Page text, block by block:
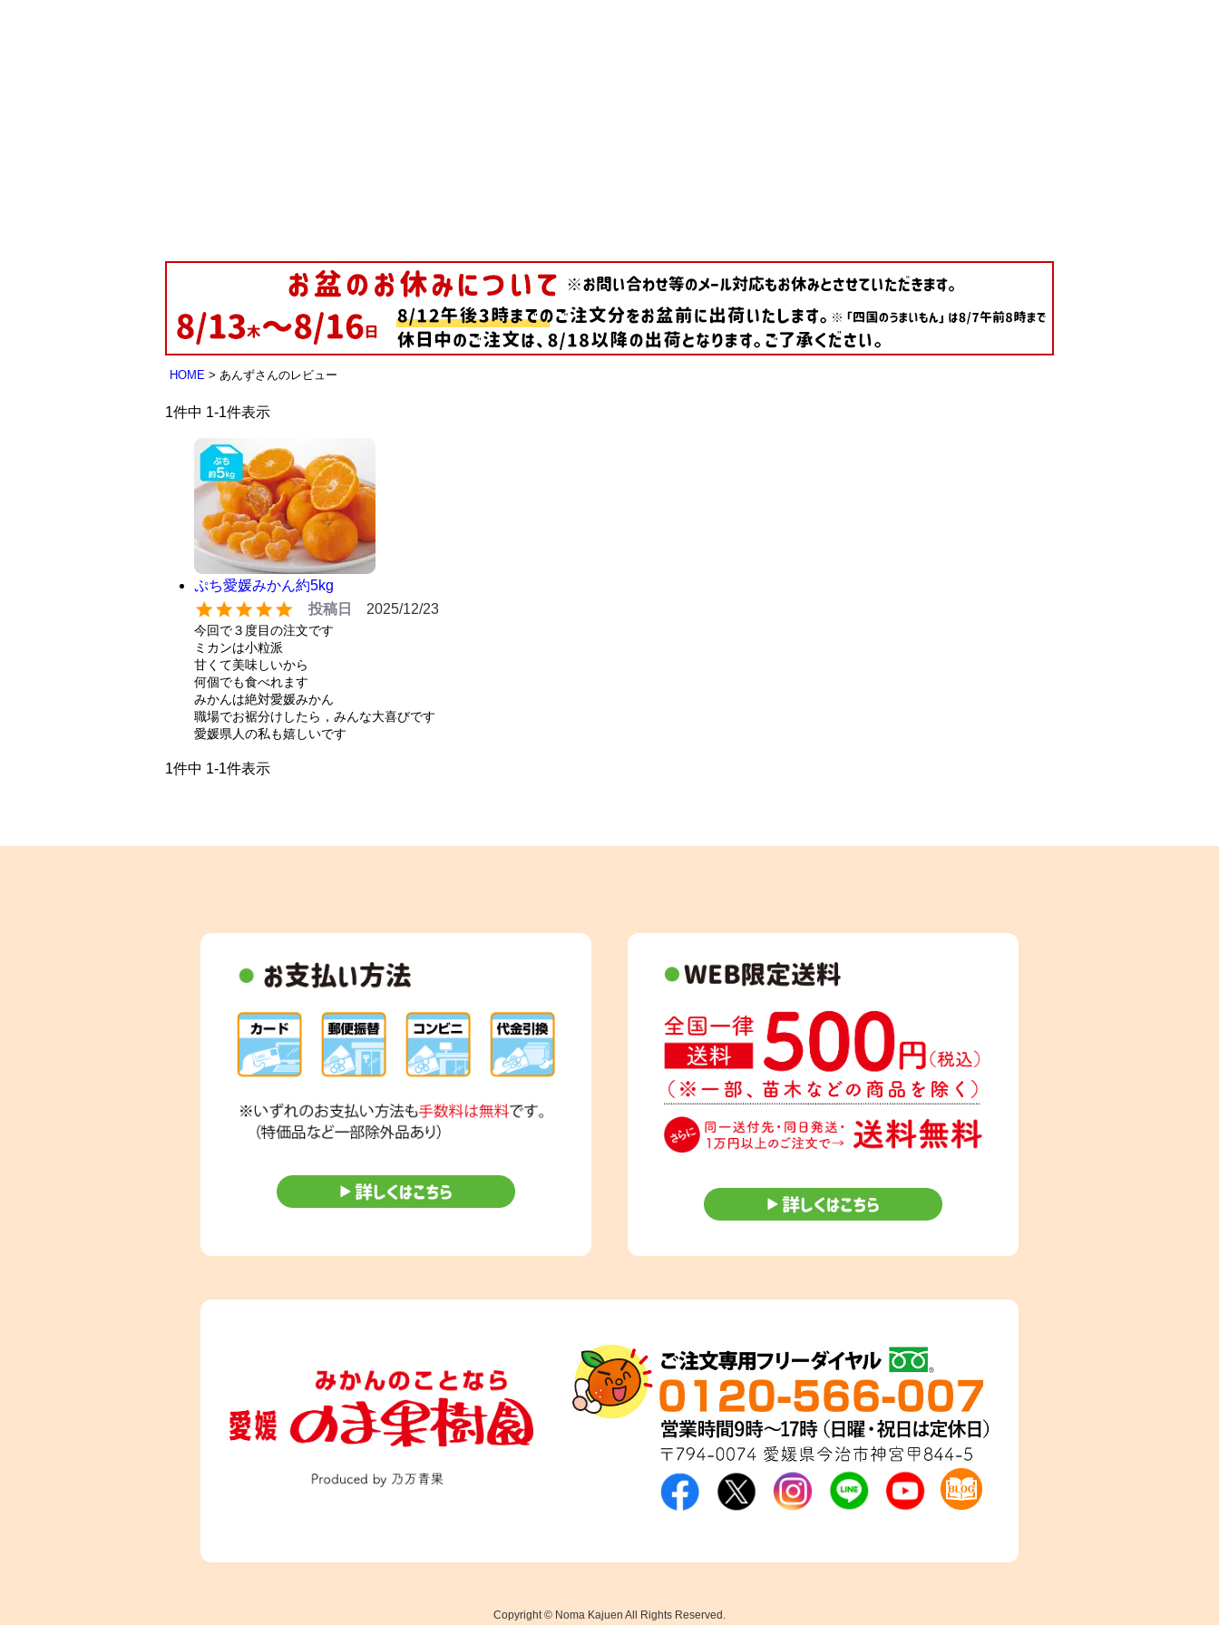
HOME あんずさんのレビュー
1件中 1-1件表示
ぷち愛媛みかん約5kg
投稿日
2025/12/23
今回で３度目の注文です
ミカンは小粒派
甘くて美味しいから
何個でも食べれます
みかんは絶対愛媛みかん
職場でお裾分けしたら，みんな大喜びです
愛媛県人の私も嬉しいです
1件中 1-1件表示
Copyright © Noma Kajuen All Rights Reserved.